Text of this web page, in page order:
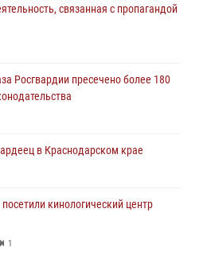
связанная с пропагандой
Росгвардии пресечено более 180
в Краснодарском крае
кинологический центр
1